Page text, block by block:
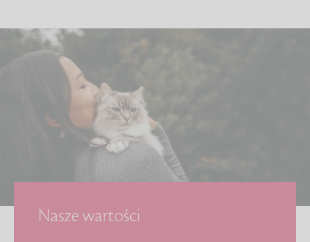
Nasze wartości